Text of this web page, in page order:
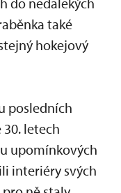
také
hokejový
posledních
letech
upomínkových
interiéry svých